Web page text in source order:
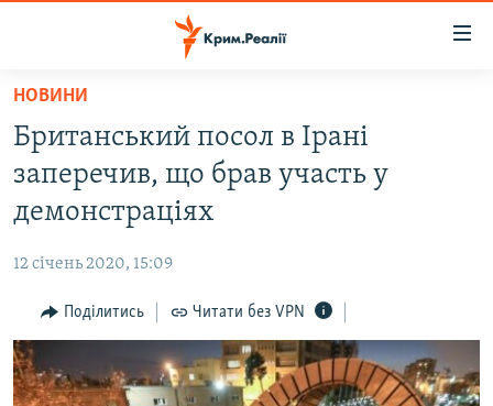
Перейти
основного
матеріалу
Перейти
до
основної
Перейти
до
пошуку
ВОДА.КРИМ
ВІДЕО ТА ФОТО
БЛОГИ
ПОГЛЯД
ІНТЕРВ'Ю
ВСЕ ЗА ДЕНЬ
НОВИНИ
Британський посол в Ірані
заперечив, що брав участь у
демонстраціях
12 січень 2020, 15:09
Поділитись Читати без VPN